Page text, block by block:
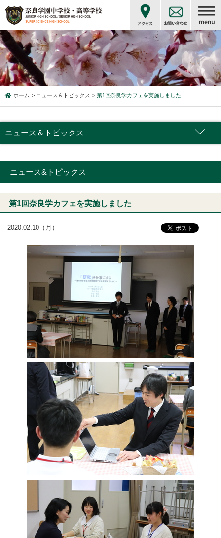
ホーム ニュース＆トピックス 第1回奈良学カフェを実施しました
ニュース＆トピックス
ニュース&トピックス
第1回奈良学カフェを実施しました
2020.02.10（月）